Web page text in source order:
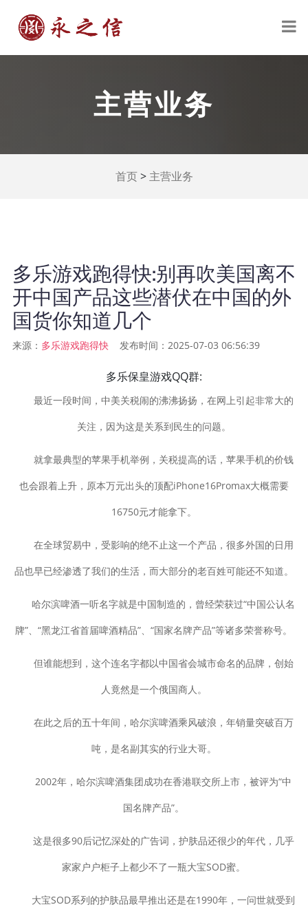
主营业务
首页> 主营业务
多乐游戏跑得快:别再吹美国离不
开中国产品这些潜伏在中国的外
国货你知道几个
来源： 多乐游戏跑得快发布时间：2025-07-03 06:56:39
多乐保皇游戏QQ群:
最近一段时间，中美关税闹的沸沸扬扬，在网上引起非常大的
关注，因为这是关系到民生的问题。
就拿最典型的苹果手机举例，关税提高的话，苹果手机的价钱
也会跟着上升，原本万元出头的顶配iPhone16Promax大概需要
16750元才能拿下。
在全球贸易中，受影响的绝不止这一个产品，很多外国的日用
品也早已经渗透了我们的生活，而大部分的老百姓可能还不知道。
哈尔滨啤酒一听名字就是中国制造的，曾经荣获过“中国公认名
牌”、“黑龙江省首届啤酒精品”、“国家名牌产品”等诸多荣誉称号。
但谁能想到，这个连名字都以中国省会城市命名的品牌，创始
人竟然是一个俄国商人。
在此之后的五十年间，哈尔滨啤酒乘风破浪，年销量突破百万
吨，是名副其实的行业大哥。
2002年，哈尔滨啤酒集团成功在香港联交所上市，被评为“中
国名牌产品”。
这是很多90后记忆深处的广告词，护肤品还很少的年代，几乎
家家户户柜子上都少不了一瓶大宝SOD蜜。
大宝SOD系列的护肤品最早推出还是在1990年，一问世就受到